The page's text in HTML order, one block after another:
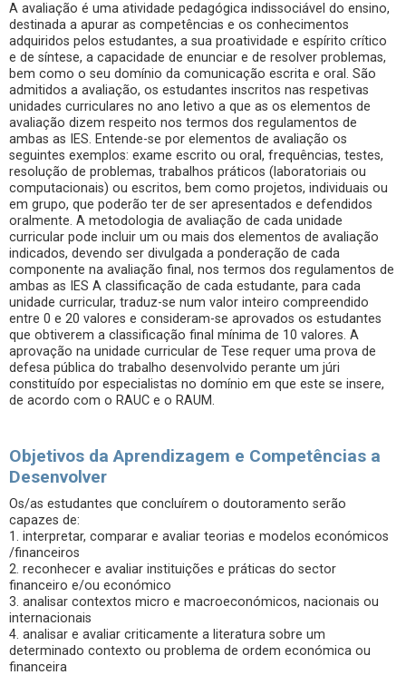
A avaliação é uma atividade pedagógica indissociável do ensino,
destinada a apurar as competências e os conhecimentos
adquiridos pelos estudantes, a sua proatividade e espírito crítico
e de síntese, a capacidade de enunciar e de resolver problemas,
bem como o seu domínio da comunicação escrita e oral. São
admitidos a avaliação, os estudantes inscritos nas respetivas
unidades curriculares no ano letivo a que as os elementos de
avaliação dizem respeito nos termos dos regulamentos de
ambas as IES. Entende-se por elementos de avaliação os
seguintes exemplos: exame escrito ou oral, frequências, testes,
resolução de problemas, trabalhos práticos (laboratoriais ou
computacionais) ou escritos, bem como projetos, individuais ou
em grupo, que poderão ter de ser apresentados e defendidos
oralmente. A metodologia de avaliação de cada unidade
curricular pode incluir um ou mais dos elementos de avaliação
indicados, devendo ser divulgada a ponderação de cada
componente na avaliação final, nos termos dos regulamentos de
ambas as IES A classificação de cada estudante, para cada
unidade curricular, traduz-se num valor inteiro compreendido
entre 0 e 20 valores e consideram-se aprovados os estudantes
que obtiverem a classificação final mínima de 10 valores. A
aprovação na unidade curricular de Tese requer uma prova de
defesa pública do trabalho desenvolvido perante um júri
constituído por especialistas no domínio em que este se insere,
de acordo com o RAUC e o RAUM.
Objetivos da Aprendizagem e Competências a
Desenvolver
Os/as estudantes que concluírem o doutoramento serão
capazes de:
1. interpretar, comparar e avaliar teorias e modelos económicos
/financeiros
2. reconhecer e avaliar instituições e práticas do sector
financeiro e/ou económico
3. analisar contextos micro e macroeconómicos, nacionais ou
internacionais
4. analisar e avaliar criticamente a literatura sobre um
determinado contexto ou problema de ordem económica ou
financeira